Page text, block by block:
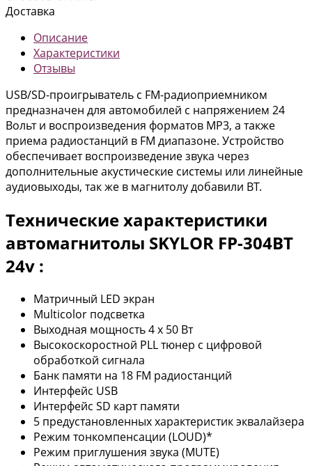
Доставка
Описание
Характеристики
Отзывы
USB/SD-проигрыватель с FM-радиоприемником
предназначен для автомобилей с напряжением 24
Вольт и воспроизведения форматов MP3, а также
приема радиостанций в FM диапазоне. Устройство
обеспечивает воспроизведение звука через
дополнительные акустические системы или линейные
аудиовыходы, так же в магнитолу добавили BT.
Технические характеристики
автомагнитолы SKYLOR FP-304BT
24v :
Матричный LED экран
Multicolor подсветка
Выходная мощность 4 х 50 Вт
Высокоскоростной PLL тюнер с цифровой
обработкой сигнала
Банк памяти на 18 FM радиостанций
Интерфейс USB
Интерфейс SD карт памяти
5 предустановленных характеристик эквалайзера
Режим тонкомпенсации (LOUD)*
Режим приглушения звука (MUTE)